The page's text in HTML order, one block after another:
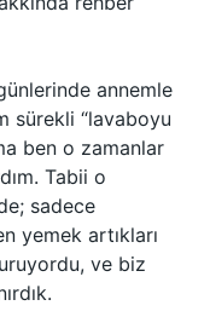
annemle
sürekli “lavaboyu
ben o zamanlar
Tabii o
sadece
yemek artıkları
ve biz